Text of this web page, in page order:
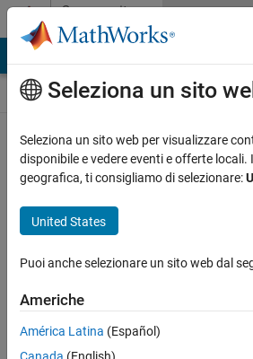
Vai al contenutoCommunity
Contests
Create and remix
entries are only
available on
desktop
Back to Gallery
Seleziona un sito
Seleziona un sito web per visualizzare
disponibile e vedere eventi e offerte locali.
geografica, ti consigliamo di selezionare:
United States
Puoi anche selezionare un sito web dal
Americhe
América Latina (Español)
Canada (English)